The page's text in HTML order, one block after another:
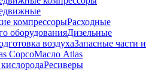
компрессорыРасходные
оборудованияДизельные
воздухаЗапасные части и
CopcoМасло Atlas
Ресиверы